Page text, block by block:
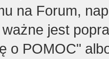
na Forum,
jest
o POMOC"